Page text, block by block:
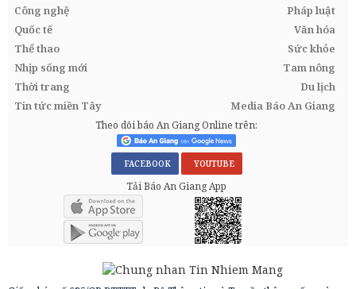
Công nghệ
Pháp luật
Quốc tế
Văn hóa
Thể thao
Sức khỏe
Nhịp sống mới
Tam nông
Thời trang
Du lịch
Tin tức miền Tây
Media Báo An Giang
Theo dõi báo An Giang Online trên:
FACEBOOK YOUTUBE
Tải Báo An Giang App